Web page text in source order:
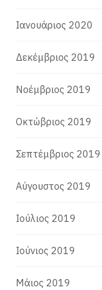
Ιανουάριος 2020
Δεκέμβριος 2019
Νοέμβριος 2019
Οκτώβριος 2019
Σεπτέμβριος 2019
Αύγουστος 2019
Ιούλιος 2019
Ιούνιος 2019
Μάιος 2019